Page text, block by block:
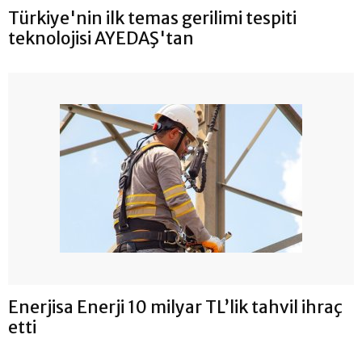
Türkiye'nin ilk temas gerilimi tespiti
teknolojisi AYEDAŞ'tan
Enerjisa Enerji 10 milyar TL’lik tahvil ihraç
etti